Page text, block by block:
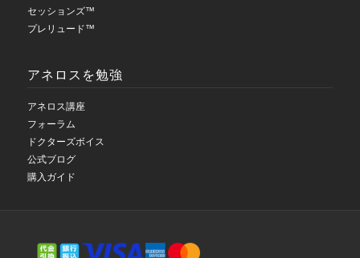
セッションズ™
プレリュード™
アネロスを勉強
アネロス講座
フォーラム
ドクターズボイス
公式ブログ
購入ガイド